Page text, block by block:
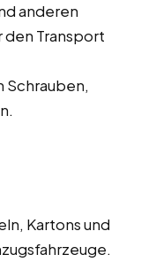
anderen
Transport
Schrauben,
Kartons und